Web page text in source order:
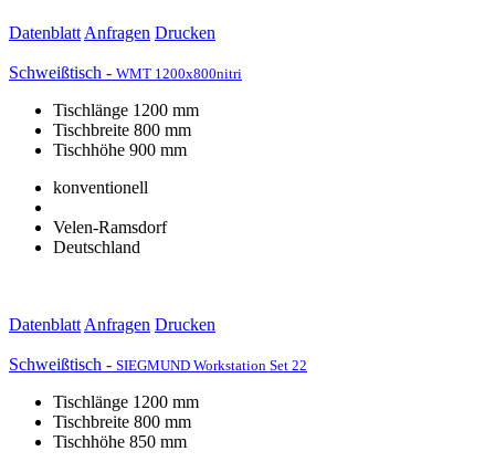
Datenblatt Anfragen Drucken
Schweißtisch - WMT 1200x800nitri
Tischlänge 1200 mm
Tischbreite 800 mm
Tischhöhe 900 mm
konventionell
Velen-Ramsdorf
Deutschland
Datenblatt Anfragen Drucken
Schweißtisch - SIEGMUND Workstation Set 22
Tischlänge 1200 mm
Tischbreite 800 mm
Tischhöhe 850 mm